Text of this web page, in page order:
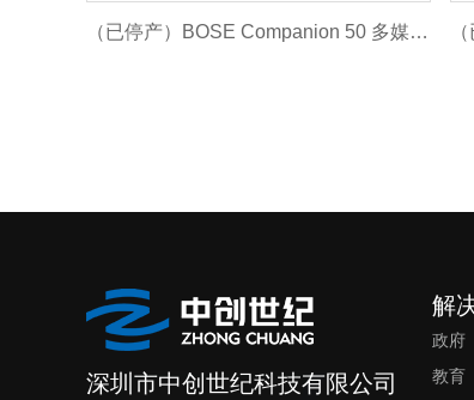
（已停产）BOSE Companion 50 多媒体扬声器系统
深圳市中创世纪科技有限公司
解
政府
教育